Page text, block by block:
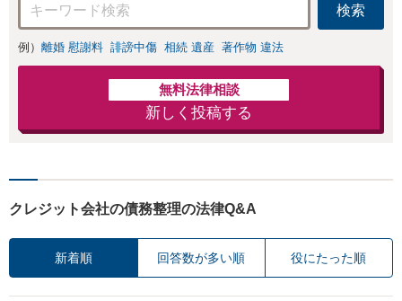
検索
例） 離婚 慰謝料 誹謗中傷 相続 遺産 著作物 違法
無料法律相談
新しく投稿する
クレジット会社の債務整理の法律Q&A
新着順 回答数が多い順 役にたった順